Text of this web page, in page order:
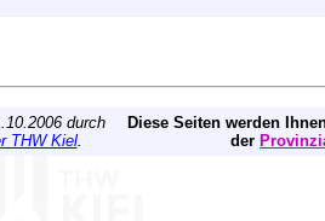
durch
THW Kiel.
Diese Seiten werden
der